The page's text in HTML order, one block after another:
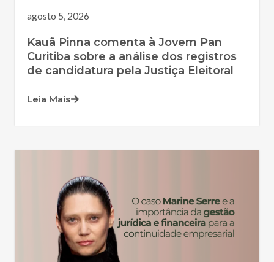
agosto 5, 2026
Kauã Pinna comenta à Jovem Pan
Curitiba sobre a análise dos registros
de candidatura pela Justiça Eleitoral
Leia Mais